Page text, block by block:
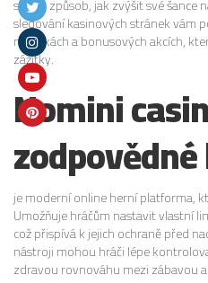
skvělý způsob, jak zvýšit své
sledování kasinových stránek vám
novinkách a bonusových akcích,
zážitky.
Nomini
je moderní online herní platforma,
Umožňuje hráčům nastavit vlastní
což přispívá k jejich ochraně před
nástroji mohou hráči lépe
zdravou rovnováhu mezi zábavou